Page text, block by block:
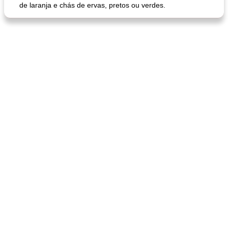
de laranja e chás de ervas, pretos ou verdes.